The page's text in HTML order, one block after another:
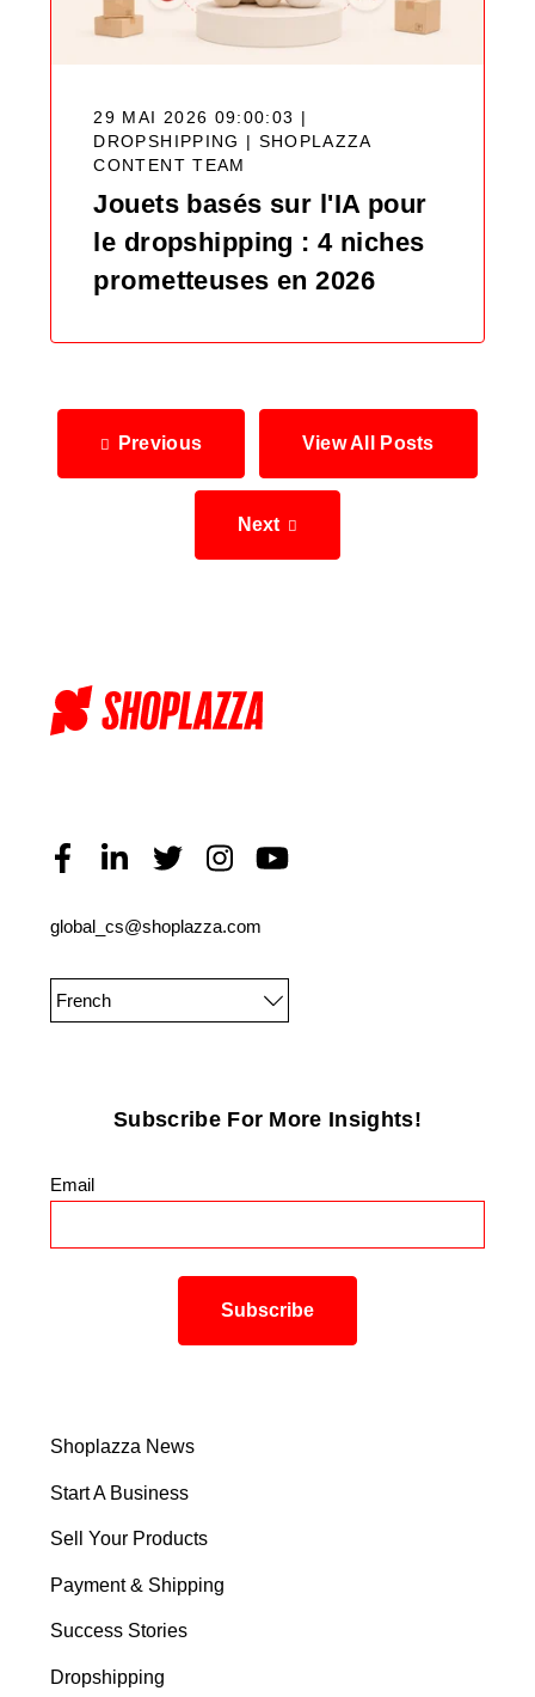
29 MAI 2026 09:00:03 |
DROPSHIPPING | SHOPLAZZA
CONTENT TEAM
Jouets basés sur l'IA pour
le dropshipping : 4 niches
prometteuses en 2026
Previous View All Posts
Next
global_cs@shoplazza.com
French
Subscribe For More Insights!
Email
Shoplazza News
Start A Business
Sell Your Products
Payment & Shipping
Success Stories
Dropshipping